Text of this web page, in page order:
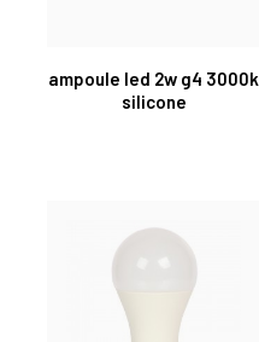
ampoule led 2w g4 3000k
silicone